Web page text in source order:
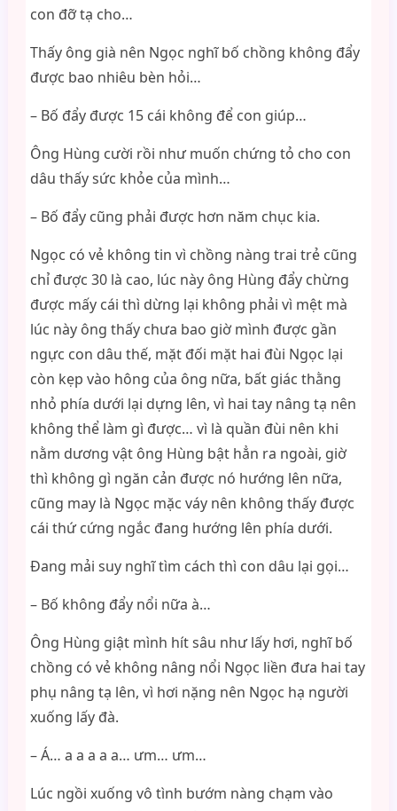
con đỡ tạ cho…
Thấy ông già nên Ngọc nghĩ bố chồng không đẩy
được bao nhiêu bèn hỏi…
– Bố đẩy được 15 cái không để con giúp…
Ông Hùng cười rồi như muốn chứng tỏ cho con
dâu thấy sức khỏe của mình…
– Bố đẩy cũng phải được hơn năm chục kia.
Ngọc có vẻ không tin vì chồng nàng trai trẻ cũng
chỉ được 30 là cao, lúc này ông Hùng đẩy chừng
được mấy cái thì dừng lại không phải vì mệt mà
lúc này ông thấy chưa bao giờ mình được gần
ngực con dâu thế, mặt đối mặt hai đùi Ngọc lại
còn kẹp vào hông của ông nữa, bất giác thằng
nhỏ phía dưới lại dựng lên, vì hai tay nâng tạ nên
không thể làm gì được… vì là quần đùi nên khi
nằm dương vật ông Hùng bật hẳn ra ngoài, giờ
thì không gì ngăn cản được nó hướng lên nữa,
cũng may là Ngọc mặc váy nên không thấy được
cái thứ cứng ngắc đang hướng lên phía dưới.
Đang mải suy nghĩ tìm cách thì con dâu lại gọi…
– Bố không đẩy nổi nữa à…
Ông Hùng giật mình hít sâu như lấy hơi, nghĩ bố
chồng có vẻ không nâng nổi Ngọc liền đưa hai tay
phụ nâng tạ lên, vì hơi nặng nên Ngọc hạ người
xuống lấy đà.
– Á… a a a a a… ưm… ưm…
Lúc ngồi xuống vô tình bướm nàng chạm vào